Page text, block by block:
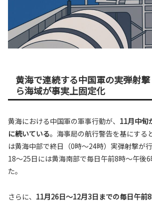
黄海で連続する中国軍の実弾射
ら海域が事実上固定化
黄海における中国軍の軍事行動が、 11月中旬
に続いている。海事局の航行警告を基にする
は黄海中部で終日（0時〜24時）実弾射撃が
18〜25日には黄海南部で毎日午前8時〜午後
た。
さらに、 11月26日〜12月3日までの毎日午前